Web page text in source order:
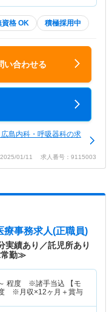
資格 OK 積極採用中
い合わせる
島内科・呼吸器科の求
2025/01/11 求人番号：9115003
療事務求人(正職員)
実績あり／託児所あり
常勤≫
程度 ※諸手当込 【モ
※月収×12ヶ月＋賞与